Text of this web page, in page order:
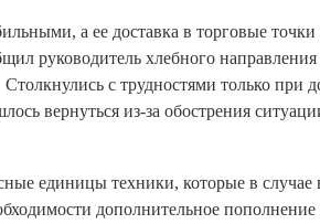
а ее доставка в торговые точки
руководитель хлебного
с трудностями только при
вернуться из-за обострения
единицы техники, которые в случае
дополнительное пополнение